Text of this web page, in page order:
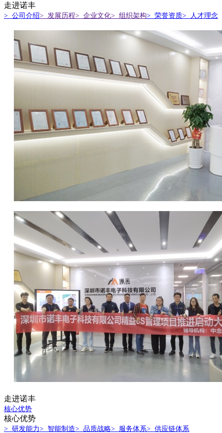
走进诺丰
> 公司介绍> 发展历程> 企业文化> 组织架构> 荣誉资质> 人才理念
走进诺丰
核心优势
核心优势
> 研发能力> 智能制造> 品质战略> 服务体系> 供应链体系